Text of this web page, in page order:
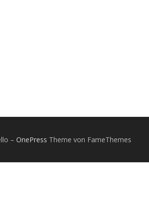
– OnePress Theme von FameThemes